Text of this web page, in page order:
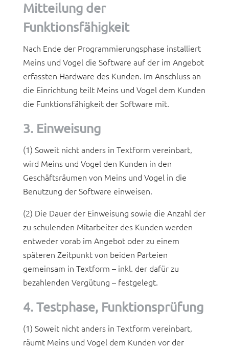
Mitteilung der
Funktionsfähigkeit
Nach Ende der Programmierungsphase installiert
Meins und Vogel die Software auf der im Angebot
erfassten Hardware des Kunden. Im Anschluss an
die Einrichtung teilt Meins und Vogel dem Kunden
die Funktionsfähigkeit der Software mit.
3. Einweisung
(1) Soweit nicht anders in Textform vereinbart,
wird Meins und Vogel den Kunden in den
Geschäftsräumen von Meins und Vogel in die
Benutzung der Software einweisen.
(2) Die Dauer der Einweisung sowie die Anzahl der
zu schulenden Mitarbeiter des Kunden werden
entweder vorab im Angebot oder zu einem
späteren Zeitpunkt von beiden Parteien
gemeinsam in Textform – inkl. der dafür zu
bezahlenden Vergütung – festgelegt.
4. Testphase, Funktionsprüfung
(1) Soweit nicht anders in Textform vereinbart,
räumt Meins und Vogel dem Kunden vor der